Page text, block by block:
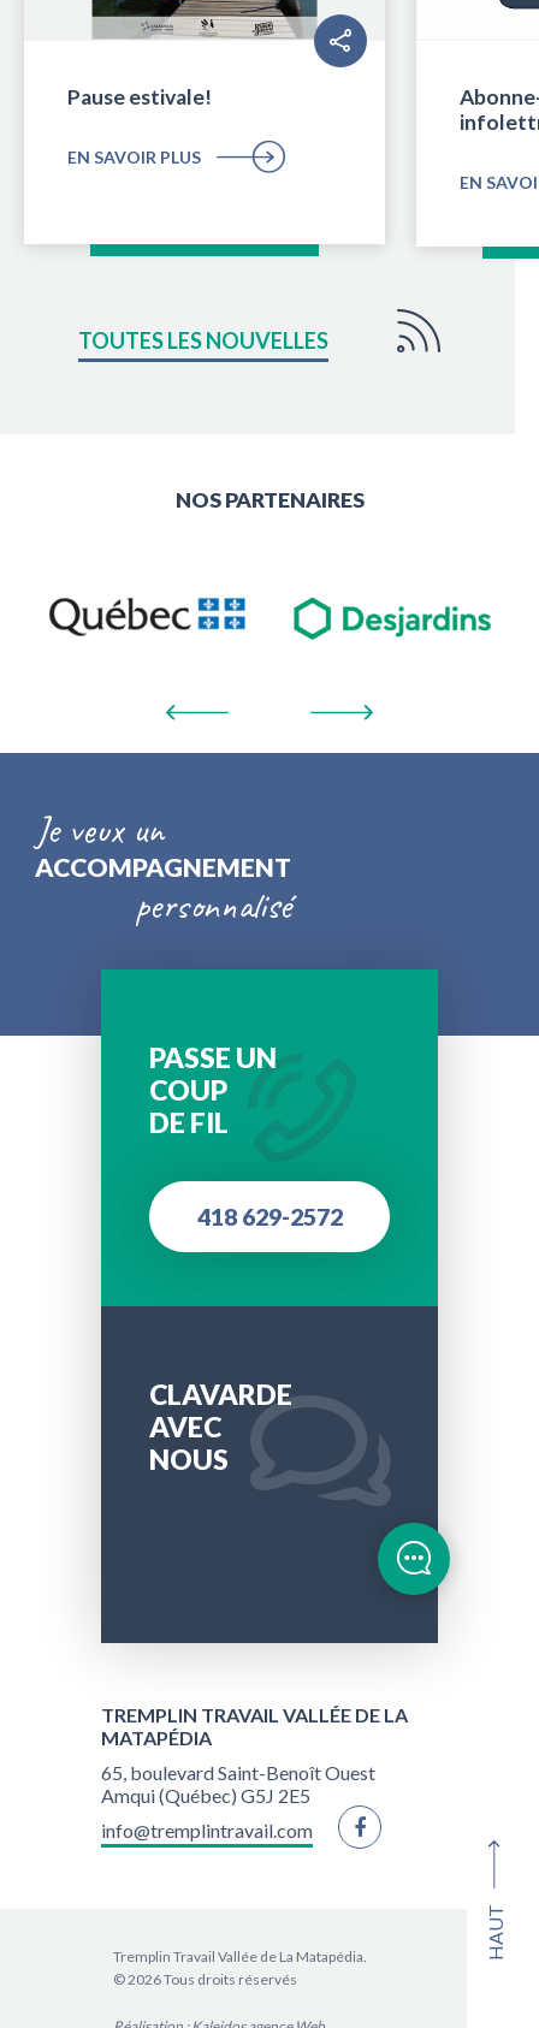
Pause estivale!
EN SAVOIR PLUS
EN
TOUTES LES NOUVELLES
NOS PARTENAIRES
Je veux un
ACCOMPAGNEMENT
personnalisé
PASSE UN
COUP
DE FIL
418 629-2572
CLAVARDE
AVEC
NOUS
TREMPLIN TRAVAIL VALLÉE DE LA
MATAPÉDIA
65, boulevard Saint-Benoît Ouest
Amqui (Québec) G5J 2E5
info@tremplintravail.com
Tremplin Travail Vallée de La Matapédia.
© 2026 Tous droits réservés
HAUT